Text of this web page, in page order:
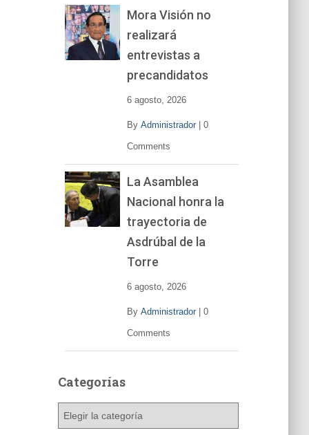
Mora Visión no
realizará
entrevistas a
precandidatos
6 agosto, 2026
By Administrador| 0
Comments
La Asamblea
Nacional honra la
trayectoria de
Asdrúbal de la
Torre
6 agosto, 2026
By Administrador| 0
Comments
Categorías